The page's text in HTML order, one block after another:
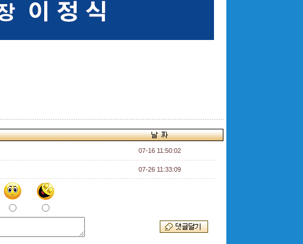
07-16 11:50:02
07-26 11:33:09